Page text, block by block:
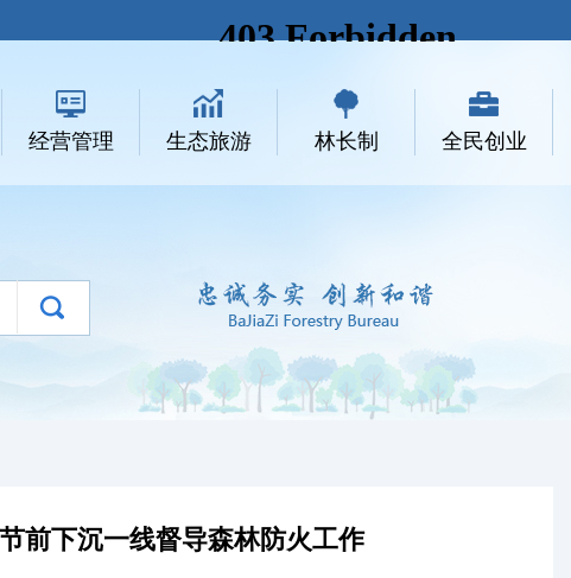
经营管理 生态旅游 林长制 全民创业
前下沉一线督导森林防火工作